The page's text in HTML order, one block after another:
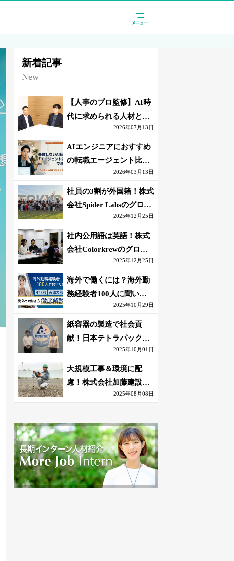
新着記事
New
【人事のプロ監修】AI時
代に求められる人材と
は？「代替されない人」
の条件
2026年07月13日
AIエンジニアにおすすめ
の転職エージェント比較
｜失敗しない選び方【採
点表つき】
2026年03月13日
社員の3割が外国籍！株式
会社Spider Labsのグロー
2025年12月25日
社内公用語は英語！株式
会社Colorkrewのグロー
バルかつ若手が輝く環境
2025年12月25日
海外で働くには？海外勤
務経験者100人に聞いた
おすすめ職種｜英語話せ
ないOK求人はある？
2025年10月29日
紙容器の製造で社会貢
献！日本テトラパック株
式会社のグローバルな環
境
2025年10月01日
大規模工事＆環境に配
慮！株式会社加藤建設の
若手が語る現場監督の働
2025年08月08日